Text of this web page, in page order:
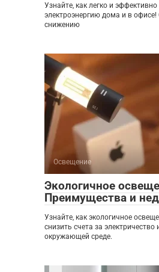
Узнайте, как легко и
электроэнергию дома и в
снижению
Освещение
Экологичное
Преимущества и
Узнайте, как экологичное
снизить счета за
окружающей среде.